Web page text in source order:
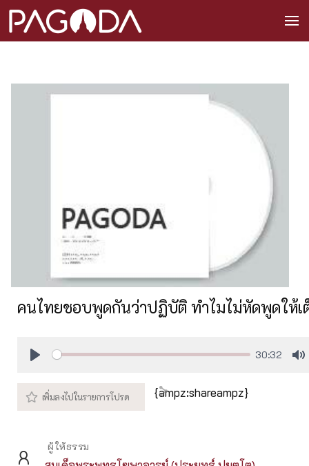
คนไทยชอบพูดกันว่าปฏิบัติ ทำไมไม่หัดพูดให้เ
30:32
{ampz:shareampz}
ผู้ให้ธรรม